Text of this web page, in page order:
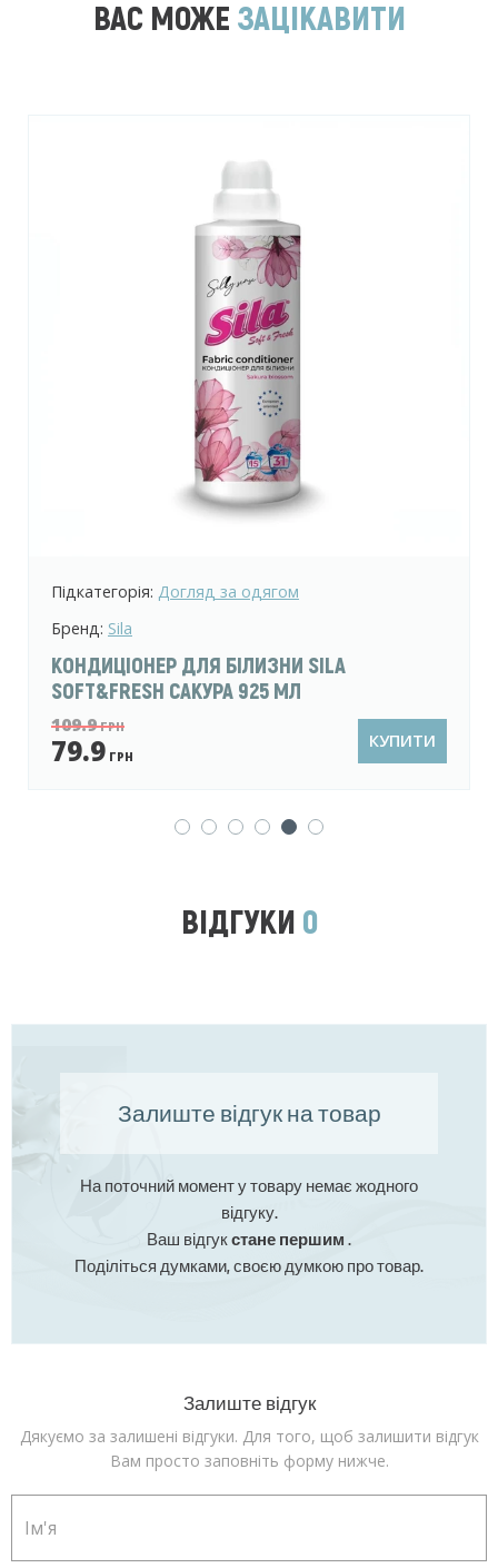
ВАС МОЖЕ ЗАЦІКАВИТИ
Підкатегорія: Господарське мило
Бренд: Sila
ГОСПОДАРСЬКЕ ТВЕРДЕ МИЛО SILA
ТРАДИЦІЙНЕ 72% 180 Г
23.9ГРН
18.9 ГРН
КУПИТИ
ВІДГУКИ 0
Залиште відгук на товар
На поточний момент у товару немає жодного
відгуку.
Ваш відгукстане першим .
Поділіться думками, своєю думкою про товар.
Залиште відгук
Дякуємо за залишені відгуки. Для того, щоб залишити відгук
Вам просто заповніть форму нижче.